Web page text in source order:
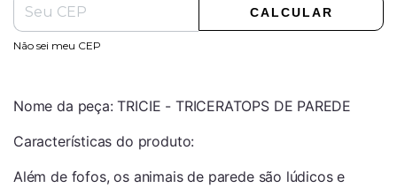
CALCULAR
Não sei meu CEP
Nome da peça:TRICIE - TRICERATOPS DE PAREDE
Características do produto:
Além de fofos, os animais de parede são lúdicos e